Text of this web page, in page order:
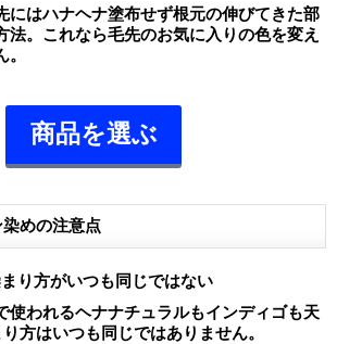
にはハナヘナ塗布せず根元の伸びてきた部
法。これなら毛先のお気に入りの色を変え
商品を選ぶ
めの注意点
り方がいつも同じではない
使われるヘナナチュラルもインディゴも天
方はいつも同じではありません。